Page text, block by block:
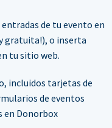
de tu evento en
gratuita!), o inserta
tu sitio web.
incluidos tarjetas de
de eventos
en Donorbox